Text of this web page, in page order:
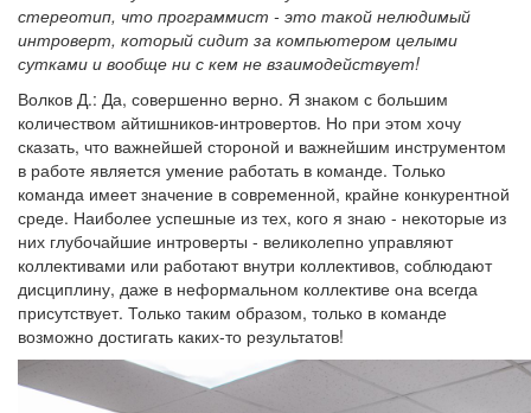
стереотип, что программист - это такой нелюдимый
интроверт, который сидит за компьютером целыми
сутками и вообще ни с кем не взаимодействует!
Волков Д.: Да, совершенно верно. Я знаком с большим
количеством айтишников-интровертов. Но при этом хочу
сказать, что важнейшей стороной и важнейшим инструментом
в работе является умение работать в команде. Только
команда имеет значение в современной, крайне конкурентной
среде. Наиболее успешные из тех, кого я знаю - некоторые из
них глубочайшие интроверты - великолепно управляют
коллективами или работают внутри коллективов, соблюдают
дисциплину, даже в неформальном коллективе она всегда
присутствует. Только таким образом, только в команде
возможно достигать каких-то результатов!